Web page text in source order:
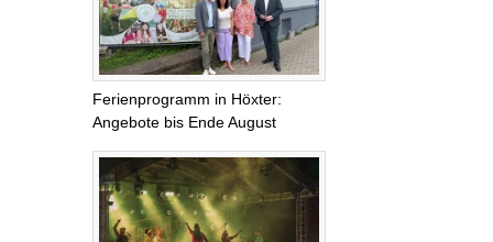
Ferienprogramm in Höxter:
Angebote bis Ende August